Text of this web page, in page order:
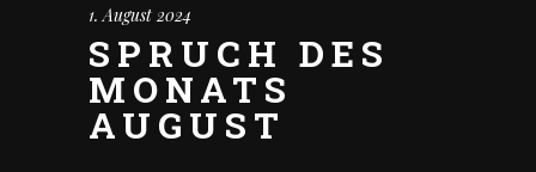
1. August 2024
SPRUCH DES
MONATS
AUGUST